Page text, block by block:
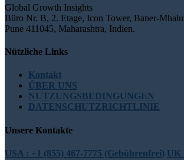
Global Growth Insights
Büro Nr. B, 2. Etage, Icon Tower, Baner-
Pune 411045, Maharashtra, Indien.
Nützliche Links
Kontakt
ÜBER UNS
NUTZUNGSBEDINGUNGEN
DATENSCHUTZRICHTLINIE
Unsere Kontakte
USA : +1 (855) 467-7775 (Gebührenfrei) UK